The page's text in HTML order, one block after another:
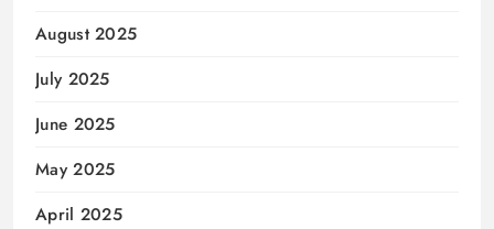
August 2025
July 2025
June 2025
May 2025
April 2025